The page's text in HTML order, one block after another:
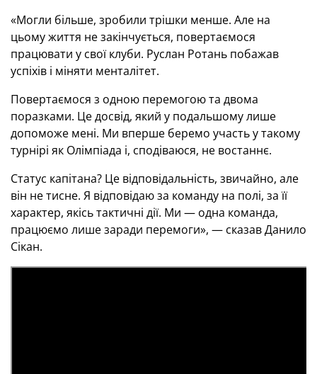
«Могли більше, зробили трішки менше. Але на
цьому життя не закінчується, повертаємося
працювати у свої клуби. Руслан Ротань побажав
успіхів і міняти менталітет.
Повертаємося з одною перемогою та двома
поразками. Це досвід, який у подальшому лише
допоможе мені. Ми вперше беремо участь у такому
турнірі як Олімпіада і, сподіваюся, не востаннє.
Статус капітана? Це відповідальність, звичайно, але
він не тисне. Я відповідаю за команду на полі, за її
характер, якісь тактичні дії. Ми — одна команда,
працюємо лише заради перемоги», — сказав Данило
Сікан.